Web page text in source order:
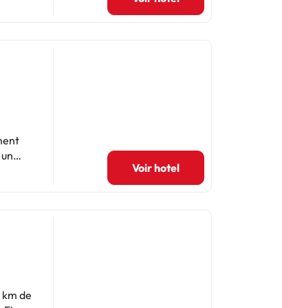
Voir hotel
de